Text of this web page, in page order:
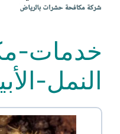
خدمات-
النمل-